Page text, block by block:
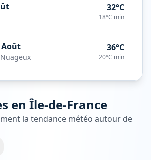
32°C
18°C min
Août 36°C
20°C min
enÎle-de-France
la tendance météo autour de